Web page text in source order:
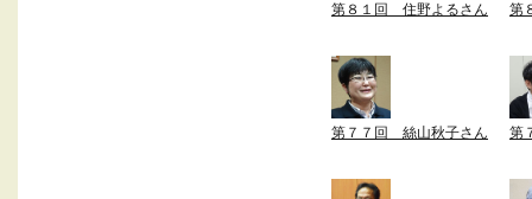
第８１回 住野よるさん 第
第７７回 絲山秋子さん 第